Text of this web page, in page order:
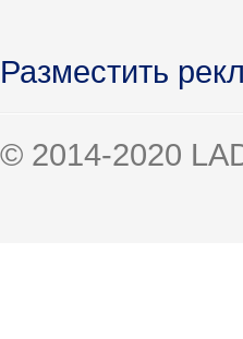
Разместить
© 2014-2020